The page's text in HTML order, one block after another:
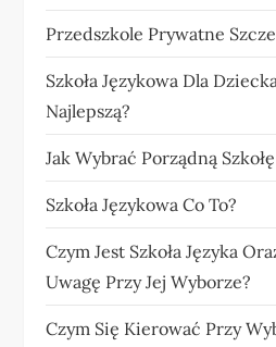
Przedszkole Prywatne
Szkoła Językowa Dla
Najlepszą?
Jak Wybrać Porządną
Szkoła Językowa Co To?
Czym Jest Szkoła Języka
Uwagę Przy Jej Wyborze?
Czym Się Kierować Przy